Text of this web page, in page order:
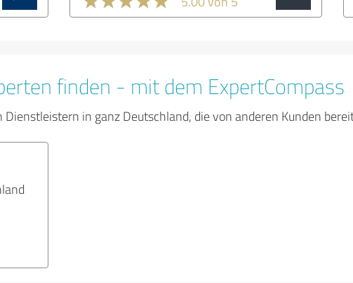
finden - mit dem ExpertCompass
Dienstleistern in ganz Deutschland, die von anderen Kunden